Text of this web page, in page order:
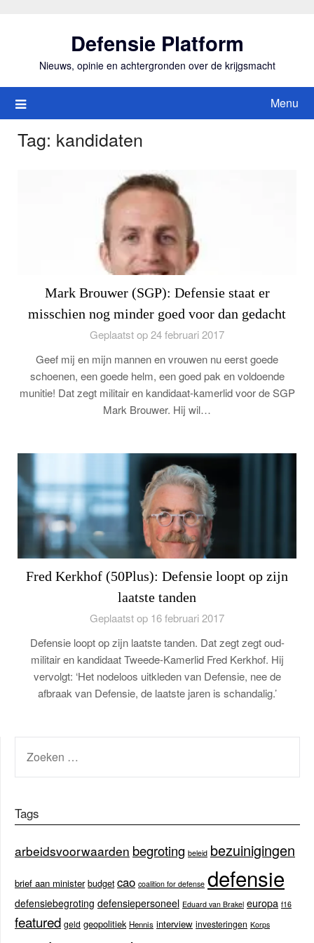
Defensie Platform
Nieuws, opinie en achtergronden over de krijgsmacht
Menu
Tag: kandidaten
Mark Brouwer (SGP): Defensie staat er
misschien nog minder goed voor dan gedacht
Geplaatst op 24 februari 2017
Geef mij en mijn mannen en vrouwen nu eerst goede
schoenen, een goede helm, een goed pak en voldoende
munitie! Dat zegt militair en kandidaat-kamerlid voor de SGP
Mark Brouwer. Hij wil…
Fred Kerkhof (50Plus): Defensie loopt op zijn
laatste tanden
Geplaatst op 16 februari 2017
Defensie loopt op zijn laatste tanden. Dat zegt zegt oud-
militair en kandidaat Tweede-Kamerlid Fred Kerkhof. Hij
vervolgt: ‘Het nodeloos uitkleden van Defensie, nee de
afbraak van Defensie, de laatste jaren is schandalig.’
NAAR:
Tags
arbeidsvoorwaarden begroting beleid bezuinigingen
brief aan minister budget cao coalition for defense defensie
defensiebegroting defensiepersoneel Eduard van Brakel europa f16
featured geld geopolitiek Hennis interview investeringen Korps